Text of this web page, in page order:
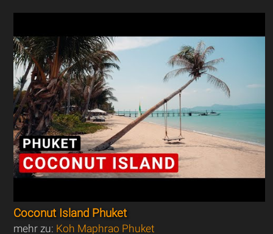
Coconut Island Phuket
mehr zu: Koh Maphrao Phuket